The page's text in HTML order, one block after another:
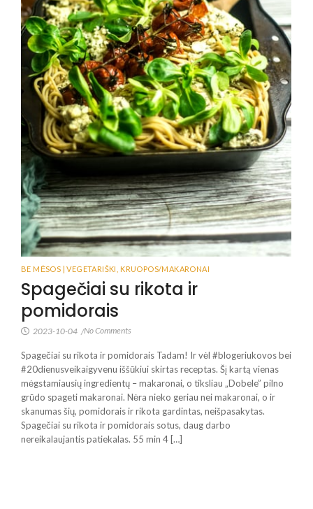
BE MĖSOS | VEGETARIŠKI KRUOPOS/MAKARONAI
Spagečiai su rikota ir
pomidorais
2023-10-04 /No Comments
Spagečiai su rikota ir pomidorais Tadam! Ir vėl #blogeriukovos bei
#20dienusveikaigyvenu iššūkiui skirtas receptas. Šį kartą vienas
mėgstamiausių ingredientų – makaronai, o tiksliau „Dobele” pilno
grūdo spageti makaronai. Nėra nieko geriau nei makaronai, o ir
skanumas šių, pomidorais ir rikota gardintas, neišpasakytas.
Spagečiai su rikota ir pomidorais sotus, daug darbo
nereikalaujantis patiekalas. 55 min 4 […]